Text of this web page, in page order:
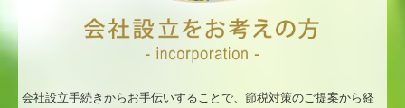
会社設立手続きからお手伝いすることで、節税対策のご提案から経